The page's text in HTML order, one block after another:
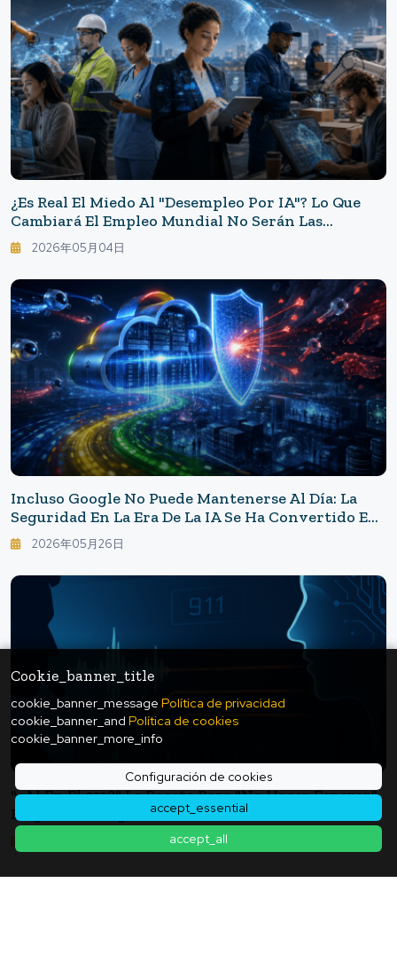
Cookie_banner_title
cookie_banner_message Política de privacidad
cookie_banner_and Política de cookies
cookie_banner_more_info
Configuración de cookies
accept_essential
accept_all
¿Es Real El Miedo Al "desempleo Por IA"? Lo Que
Cambiará El Empleo Mundial No Serán Las
"profesiones", Sino Las "tareas".
2026年05月04日
Incluso Google No Puede Mantenerse Al Día: La
Seguridad En La Era De La IA Se Ha Convertido En
Una Lucha "en Cuestión De Segundos"
2026年05月26日
"¿AI En El 911?" La Receta Para "no Hacer Esperar"
Elegida Por Lugares Con Escasez De Personal:
Trabajos Que El Centro 911 Delega A La IA Y
Trabajos Que No Delega